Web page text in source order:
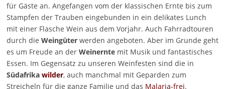
für Gäste an. Angefangen vom der klassischen Ernte bis zum
Stampfen der Trauben eingebunden in ein delikates Lunch
mit einer Flasche Wein aus dem Vorjahr. Auch Fahrradtouren
durch die Weingüterwerden angeboten. Aber im Grunde geht
es um Freude an der Weinerntemit Musik und fantastisches
Essen. Im Gegensatz zu unseren Weinfesten sind die in
Südafrika wilder, auch manchmal mit Geparden zum
Streicheln für die ganze Familie und das Malaria-frei.